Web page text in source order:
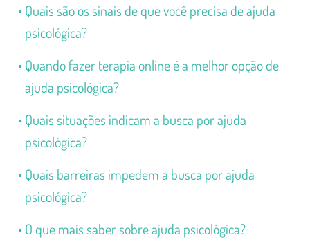
Quais são os sinais de que você precisa de ajuda
psicológica?
Quando fazer terapia online é a melhor opção de
ajuda psicológica?
Quais situações indicam a busca por ajuda
psicológica?
Quais barreiras impedem a busca por ajuda
psicológica?
O que mais saber sobre ajuda psicológica?